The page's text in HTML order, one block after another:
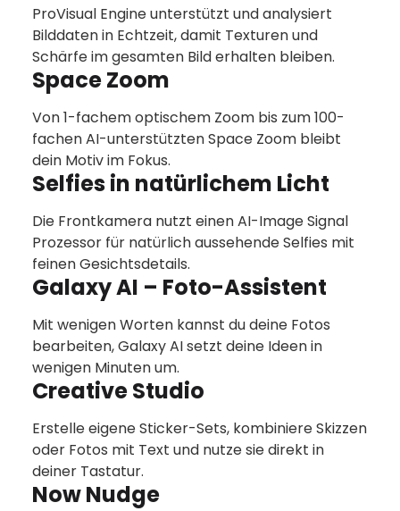
ProVisual Engine unterstützt und analysiert
Bilddaten in Echtzeit, damit Texturen und
Schärfe im gesamten Bild erhalten bleiben.
Space Zoom
Von 1-fachem optischem Zoom bis zum 100-
fachen AI-unterstützten Space Zoom bleibt
dein Motiv im Fokus.
Selfies in natürlichem Licht
Die Frontkamera nutzt einen AI-Image Signal
Prozessor für natürlich aussehende Selfies mit
feinen Gesichtsdetails.
Galaxy AI – Foto-Assistent
Mit wenigen Worten kannst du deine Fotos
bearbeiten, Galaxy AI setzt deine Ideen in
wenigen Minuten um.
Creative Studio
Erstelle eigene Sticker-Sets, kombiniere Skizzen
oder Fotos mit Text und nutze sie direkt in
deiner Tastatur.
Now Nudge